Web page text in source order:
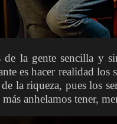
la gente sencilla y
es hacer realidad los
la riqueza, pues los
anhelamos tener,